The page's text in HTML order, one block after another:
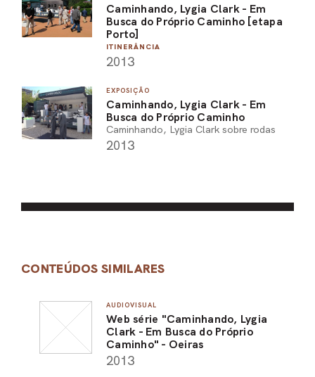
Caminhando, Lygia Clark - Em
Busca do Próprio Caminho [etapa
Porto]
ITINERÂNCIA
2013
EXPOSIÇÃO
Caminhando, Lygia Clark - Em
Busca do Próprio Caminho
Caminhando, Lygia Clark sobre rodas
2013
CONTEÚDOS SIMILARES
AUDIOVISUAL
Web série "Caminhando, Lygia
Clark - Em Busca do Próprio
Caminho" - Oeiras
2013